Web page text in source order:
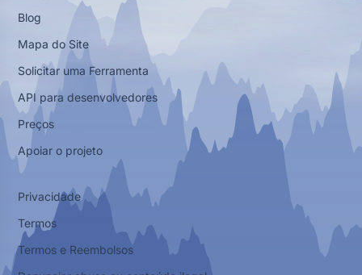
Blog
Mapa do Site
Solicitar uma Ferramenta
API para desenvolvedores
Preços
Apoiar o projeto
Privacidade
Termos
Termos e Reembolsos